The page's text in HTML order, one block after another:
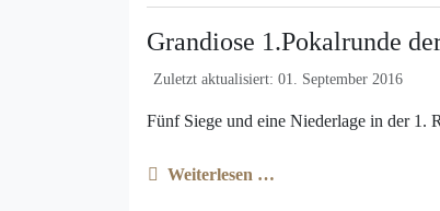
Grandiose 1.Pokalrunde
Zuletzt aktualisiert: 01. September 2016
Fünf Siege und eine Niederlage in der 1.
Weiterlesen …